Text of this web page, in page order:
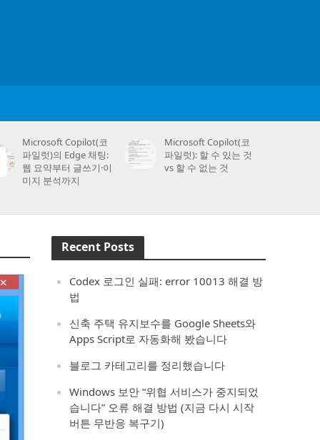
Microsoft Copilot(코
파일럿)의 Edge 채팅:
웹 요약부터 글쓰기·이
미지 분석까지
Microsoft Copilot(코
파일럿): 할 수 있는 것
vs 할 수 없는 것
Recent Posts
Codex 로그인 실패: error 10013 해결 방
법
신축 주택 유지보수를 Google Sheets와
Apps Script로 자동화해 봤습니다
블로그 카테고리를 정리했습니다
Windows 보안 “위협 서비스가 중지되었
습니다” 오류 해결 방법 (지금 다시 시작
버튼 무반응 복구기)